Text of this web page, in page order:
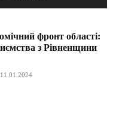
фронт області:
з Рівненщини
11.01.2024